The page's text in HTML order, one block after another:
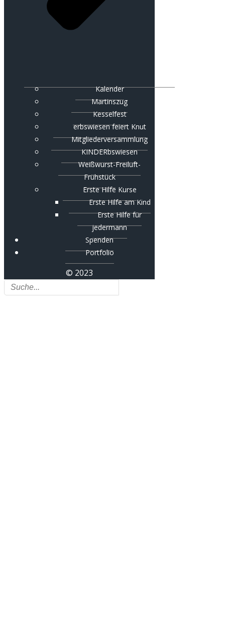
Kalender
Martinszug
Kesselfest
erbswiesen feiert Knut
Mitgliederversammlung
KINDERbswiesen
Weißwurst-Freiluft-
Frühstück
Erste Hilfe Kurse
Erste Hilfe am Kind
Erste Hilfe für
jedermann
Spenden
Portfolio
© 2023